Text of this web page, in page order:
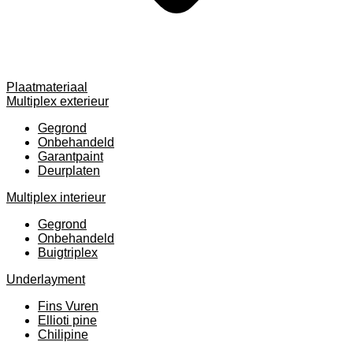
Plaatmateriaal
Multiplex exterieur
Gegrond
Onbehandeld
Garantpaint
Deurplaten
Multiplex interieur
Gegrond
Onbehandeld
Buigtriplex
Underlayment
Fins Vuren
Ellioti pine
Chilipine